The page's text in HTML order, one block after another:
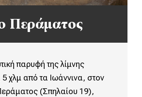
Περάματος
παρυφή της λίμνης
χλμ από τα Ιωάννινα, στον
(Σπηλαίου 19),